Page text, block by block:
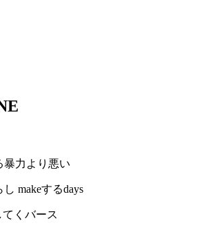
暴力より悪い
makeするdays
てくバース